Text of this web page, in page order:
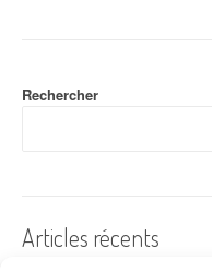
Rechercher
Articles récents